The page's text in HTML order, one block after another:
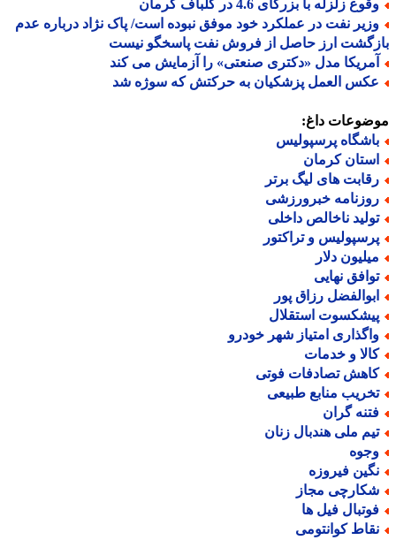
زلزله با بزرگای 4.6 در گلباف کرمان
نفت در عملکرد خود موفق نبوده است/ پاک نژاد درباره عدم
ارز حاصل از فروش نفت پاسخگو نیست
مدل «دکتری صنعتی» را آزمایش می کند
العمل پزشکیان به حرکتش که سوژه شد
داغ:
پرسپولیس
کرمان
های لیگ برتر
خبرورزشی
ناخالص داخلی
و تراکتور
دلار
نهایی
رزاق پور
استقلال
امتیاز شهر خودرو
و خدمات
تصادفات فوتی
منابع طبیعی
گران
ملی هندبال زنان
فیروزه
مجاز
فیل ها
کوانتومی